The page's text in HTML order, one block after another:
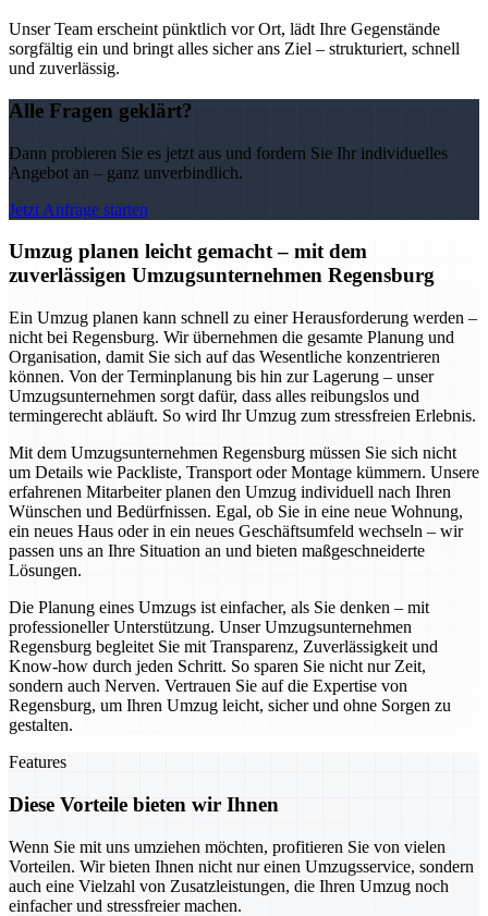
Unser Team erscheint pünktlich vor Ort, lädt Ihre Gegenstände
sorgfältig ein und bringt alles sicher ans Ziel – strukturiert, schnell
und zuverlässig.
Alle Fragen geklärt?
Dann probieren Sie es jetzt aus und fordern Sie Ihr individuelles
Angebot an – ganz unverbindlich.
Jetzt Anfrage starten
Umzug planen leicht gemacht – mit dem
zuverlässigen Umzugsunternehmen Regensburg
Ein Umzug planen kann schnell zu einer Herausforderung werden –
nicht bei Regensburg. Wir übernehmen die gesamte Planung und
Organisation, damit Sie sich auf das Wesentliche konzentrieren
können. Von der Terminplanung bis hin zur Lagerung – unser
Umzugsunternehmen sorgt dafür, dass alles reibungslos und
termingerecht abläuft. So wird Ihr Umzug zum stressfreien Erlebnis.
Mit dem Umzugsunternehmen Regensburg müssen Sie sich nicht
um Details wie Packliste, Transport oder Montage kümmern. Unsere
erfahrenen Mitarbeiter planen den Umzug individuell nach Ihren
Wünschen und Bedürfnissen. Egal, ob Sie in eine neue Wohnung,
ein neues Haus oder in ein neues Geschäftsumfeld wechseln – wir
passen uns an Ihre Situation an und bieten maßgeschneiderte
Lösungen.
Die Planung eines Umzugs ist einfacher, als Sie denken – mit
professioneller Unterstützung. Unser Umzugsunternehmen
Regensburg begleitet Sie mit Transparenz, Zuverlässigkeit und
Know-how durch jeden Schritt. So sparen Sie nicht nur Zeit,
sondern auch Nerven. Vertrauen Sie auf die Expertise von
Regensburg, um Ihren Umzug leicht, sicher und ohne Sorgen zu
gestalten.
Features
Diese Vorteile bieten wir Ihnen
Wenn Sie mit uns umziehen möchten, profitieren Sie von vielen
Vorteilen. Wir bieten Ihnen nicht nur einen Umzugsservice, sondern
auch eine Vielzahl von Zusatzleistungen, die Ihren Umzug noch
einfacher und stressfreier machen.